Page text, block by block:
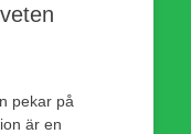
pekar på
är en